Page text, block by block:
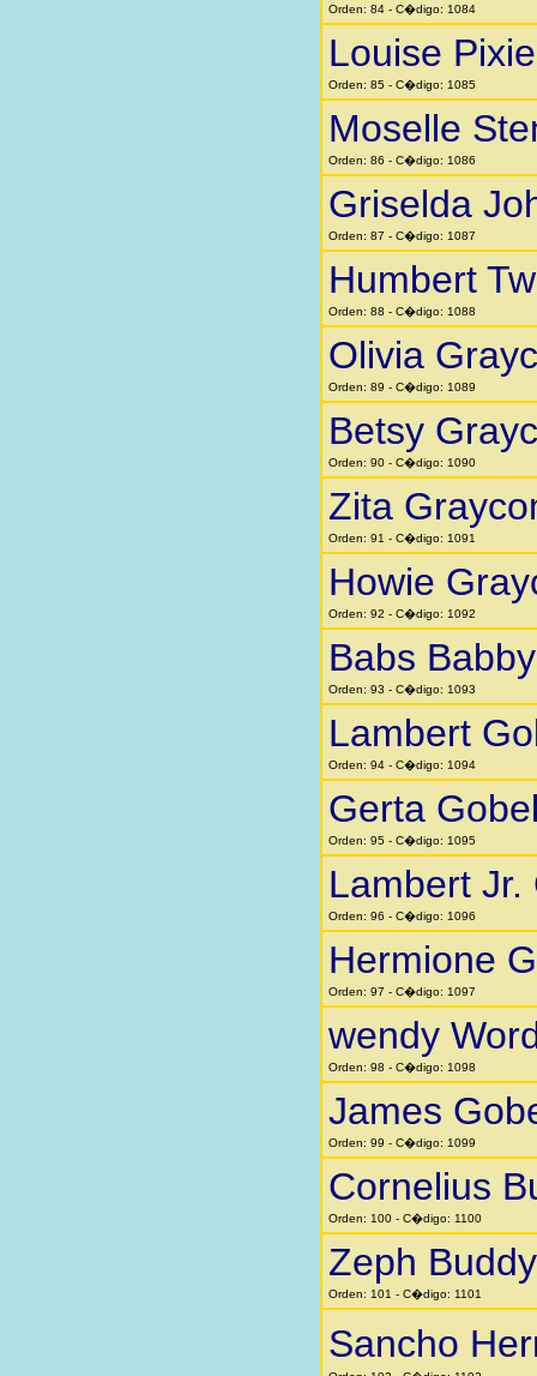
Orden: 84 - C�digo: 1084
Louise
Orden: 85 - C�digo: 1085
Moselle
Orden: 86 - C�digo: 1086
Griselda
Orden: 87 - C�digo: 1087
Humbert
Orden: 88 - C�digo: 1088
Olivia
Orden: 89 - C�digo: 1089
Betsy
Orden: 90 - C�digo: 1090
Zita
Orden: 91 - C�digo: 1091
Howie
Orden: 92 - C�digo: 1092
Babs
Orden: 93 - C�digo: 1093
Lambert
Orden: 94 - C�digo: 1094
Gerta
Orden: 95 - C�digo: 1095
Lambert Jr.
Orden: 96 - C�digo: 1096
Hermione
Orden: 97 - C�digo: 1097
wendy
Orden: 98 - C�digo: 1098
James
Orden: 99 - C�digo: 1099
Cornelius
Orden: 100 - C�digo: 1100
Zeph
Orden: 101 - C�digo: 1101
Sancho